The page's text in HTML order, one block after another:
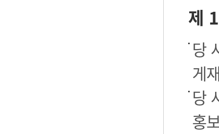
제
당
게
당
홍